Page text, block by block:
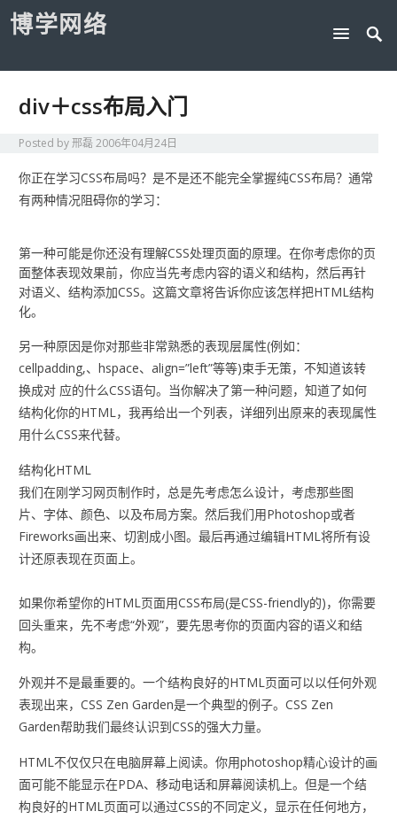
博学网络
div＋css布局入门
Posted by邢磊2006年04月24日
你正在学习CSS布局吗？是不是还不能完全掌握纯CSS布局？通常
有两种情况阻碍你的学习：
第一种可能是你还没有理解CSS处理页面的原理。在你考虑你的页
面整体表现效果前，你应当先考虑内容的语义和结构，然后再针
对语义、结构添加CSS。这篇文章将告诉你应该怎样把HTML结构
化。
另一种原因是你对那些非常熟悉的表现层属性(例如：
cellpadding,、hspace、align=”left”等等)束手无策，不知道该转
换成对 应的什么CSS语句。当你解决了第一种问题，知道了如何
结构化你的HTML，我再给出一个列表，详细列出原来的表现属性
用什么CSS来代替。
结构化HTML
我们在刚学习网页制作时，总是先考虑怎么设计，考虑那些图
片、字体、颜色、以及布局方案。然后我们用Photoshop或者
Fireworks画出来、切割成小图。最后再通过编辑HTML将所有设
计还原表现在页面上。
如果你希望你的HTML页面用CSS布局(是CSS-friendly的)，你需要
回头重来，先不考虑“外观”，要先思考你的页面内容的语义和结
构。
外观并不是最重要的。一个结构良好的HTML页面可以以任何外观
表现出来，CSS Zen Garden是一个典型的例子。CSS Zen
Garden帮助我们最终认识到CSS的强大力量。
HTML不仅仅只在电脑屏幕上阅读。你用photoshop精心设计的画
面可能不能显示在PDA、移动电话和屏幕阅读机上。但是一个结
构良好的HTML页面可以通过CSS的不同定义，显示在任何地方，